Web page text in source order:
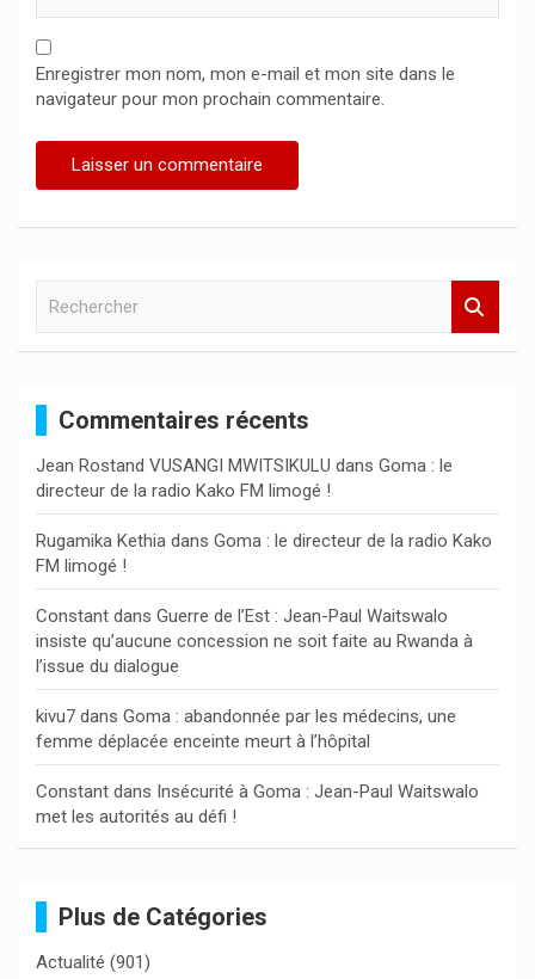
Enregistrer mon nom, mon e-mail et mon site dans le
navigateur pour mon prochain commentaire.
c
h
e
r
Commentaires récents
Jean Rostand VUSANGI MWITSIKULU dans Goma : le
directeur de la radio Kako FM limogé !
Rugamika Kethia dans Goma : le directeur de la radio Kako
FM limogé !
Constant dans Guerre de l’Est : Jean-Paul Waitswalo
insiste qu’aucune concession ne soit faite au Rwanda à
l’issue du dialogue
kivu7 dans Goma : abandonnée par les médecins, une
femme déplacée enceinte meurt à l’hôpital
Constant dans Insécurité à Goma : Jean-Paul Waitswalo
met les autorités au défi !
Plus de Catégories
Actualité (901)